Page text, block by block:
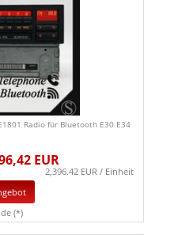
Radio für Bluetooth E30 E34
EUR
2,396.42 EUR / Einheit
(*)